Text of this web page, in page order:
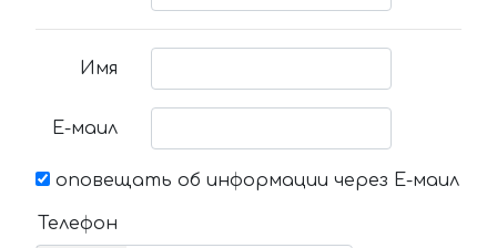
Имя
Е-маил
оповещать об информации через Е-маил
Телефон